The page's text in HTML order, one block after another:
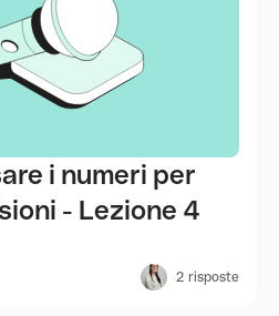
i numeri per
- Lezione 4
2 risposte